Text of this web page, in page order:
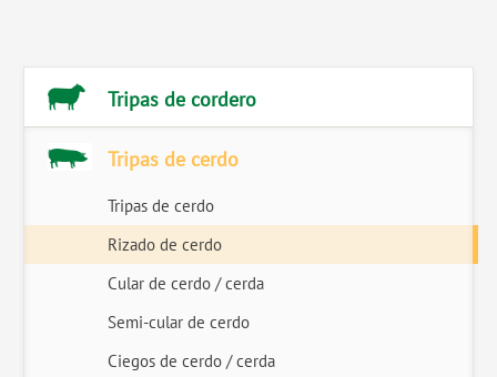
Tripas de cordero
Tripas de cerdo
Tripas de cerdo
Rizado de cerdo
Cular de cerdo / cerda
Semi-cular de cerdo
Ciegos de cerdo / cerda